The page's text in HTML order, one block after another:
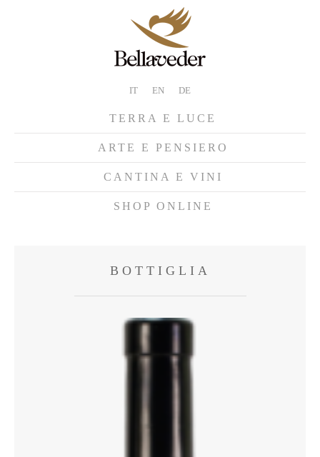
IT EN DE
TERRA E LUCE
ARTE E PENSIERO
CANTINA E VINI
SHOP ONLINE
BOTTIGLIA